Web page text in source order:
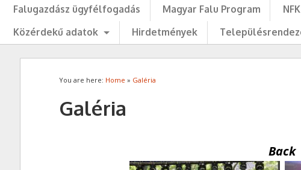
Falugazdász ügyfélfogadás
Magyar Falu Program
Közérdekű adatok
Hirdetmények
You are here: Home » Galéria
Galéria
Back